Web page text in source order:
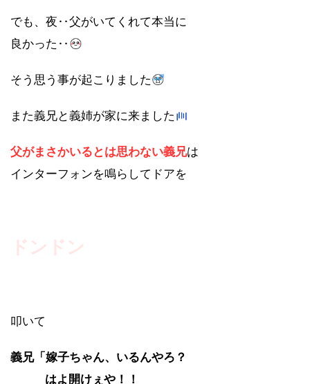
でも、夜‥父がいてくれて本当に
良かった‥
そう思う事が起こりました
また義兄と義姉が家に来ました
父がまさかいるとは思わない義兄は
インターフォンを鳴らしてドアを
ドンドン
叩いて
義兄「嫁子ちゃん、いるんやろ？
はよ開けぇや！！